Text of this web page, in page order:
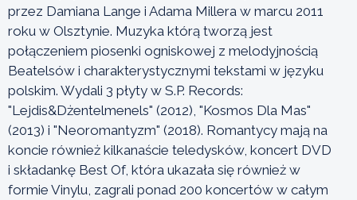
przez Damiana Lange i Adama Millera w marcu 2011
roku w Olsztynie. Muzyka którą tworzą jest
połączeniem piosenki ogniskowej z melodyjnością
Beatelsów i charakterystycznymi tekstami w języku
polskim. Wydali 3 płyty w S.P. Records:
"Lejdis&Dżentelmenels" (2012), "Kosmos Dla Mas"
(2013) i "Neoromantyzm" (2018). Romantycy mają na
koncie również kilkanaście teledysków, koncert DVD
i składankę Best Of, która ukazała się również w
formie Vinylu, zagrali ponad 200 koncertów w całym